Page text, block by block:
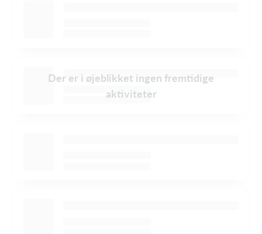
Der er i øjeblikket ingen fremtidige
aktiviteter